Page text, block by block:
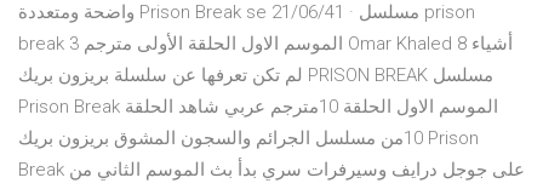
واضحة ومتعددة Prison Break se 21/06/41 · مسلسل prison
break الموسم الاول الحلقة الأولى مترجم 3 Omar Khaled 8 أشياء
لم تكن تعرفها عن سلسلة بريزون بريك PRISON BREAK مسلسل
Prison Break الموسم الاول الحلقة 10مترجم عربي شاهد الحلقة
10من مسلسل الجرائم والسجون المشوق بريزون بريك Prison
Break على جوجل درايف وسيرفرات سري بدأ بث الموسم الثاني من